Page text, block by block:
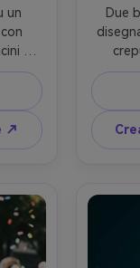
un
di
↗
Due
visibili,
blu,